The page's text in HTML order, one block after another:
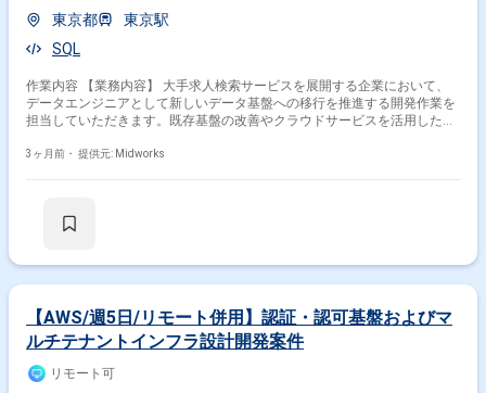
東京都
東京駅
SQL
作業内容 【業務内容】 大手求人検索サービスを展開する企業において、
データエンジニアとして新しいデータ基盤への移行を推進する開発作業を
担当していただきます。既存基盤の改善やクラウドサービスを活用したデ
基盤への移行を推進する開発作業 ・AWSサービス（S3, Athena, Glue,
3ヶ月前・ 提供元: Midworks
【AWS/週5日/リモート併用】認証・認可基盤およびマ
ルチテナントインフラ設計開発案件
リモート可